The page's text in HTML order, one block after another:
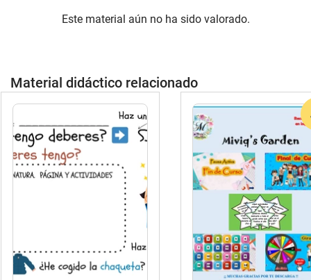
lingüísticas de manera lúdica. ✔️
🌼 ¡Haz que el aprendizaje sea una
este increíble pack primaveral! 📚🐞✨
Este material aún no ha sido valorado.
Material didáctico relacionado